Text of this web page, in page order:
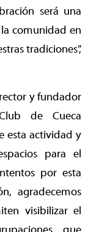
será una
comunidad en
tradiciones”,
y fundador
de Cueca
esta actividad y
para el
por esta
agradecemos
visibilizar el